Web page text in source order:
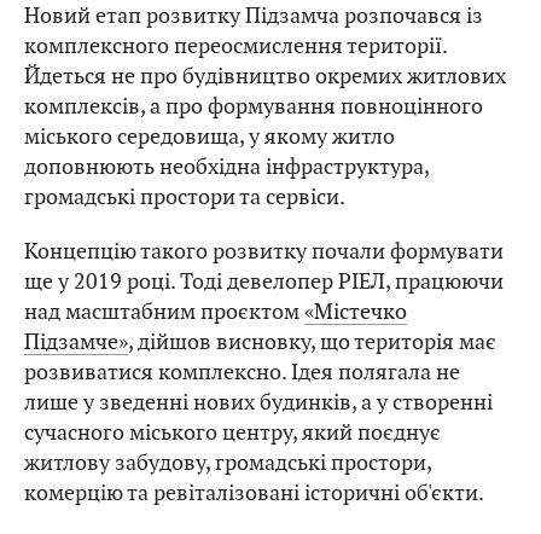
Новий етап розвитку Підзамча розпочався із
комплексного переосмислення території.
Йдеться не про будівництво окремих житлових
комплексів, а про формування повноцінного
міського середовища, у якому житло
доповнюють необхідна інфраструктура,
громадські простори та сервіси.
Концепцію такого розвитку почали формувати
ще у 2019 році. Тоді девелопер РІЕЛ, працюючи
над масштабним проєктом«Містечко
Підзамче», дійшов висновку, що територія має
розвиватися комплексно. Ідея полягала не
лише у зведенні нових будинків, а у створенні
сучасного міського центру, який поєднує
житлову забудову, громадські простори,
комерцію та ревіталізовані історичні об'єкти.